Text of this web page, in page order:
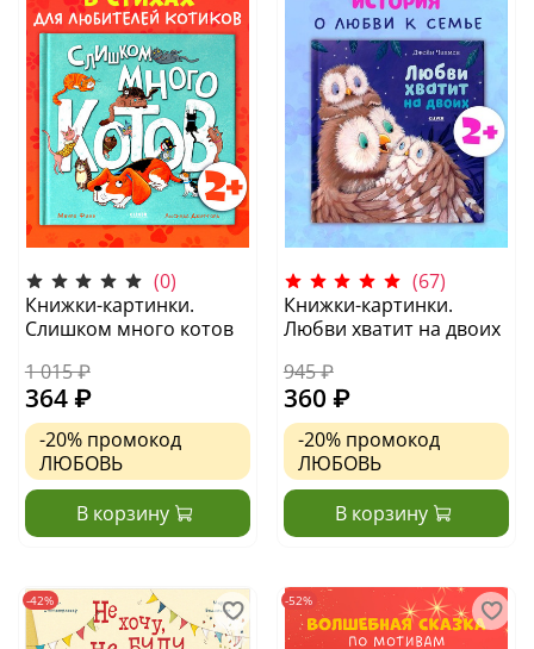
(0)
Книжки-картинки.
Слишком много котов
1 015 ₽
364 ₽
-20% промокод
ЛЮБОВЬ
В корзину
(67)
Книжки-картинки.
Любви хватит на двоих
945 ₽
360 ₽
-20% промокод
ЛЮБОВЬ
В корзину
-42% -52%